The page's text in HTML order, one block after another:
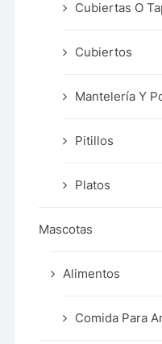
Cubiertas O
Cubiertos
Mantelería Y
Pitillos
Platos
Mascotas
Alimentos
Comida Para